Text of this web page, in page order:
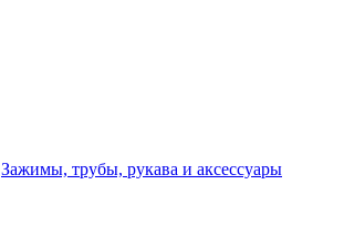
Зажимы, трубы, рукава и аксессуары